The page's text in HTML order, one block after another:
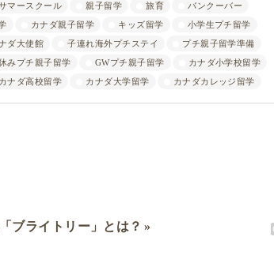
マースクール 親子留学 旅育
バンクーバー
カナダ親子留学 キッズ留学
小学生プチ留学
ダ大使館 子連れ海外プチステイ
プチ親子留学準備
みプチ親子留学 GWプチ親子留学
カナダ小学校留学
カナダ高校留学 カナダ大学留学 カナダカレッジ留学
ブライトリー」とは？